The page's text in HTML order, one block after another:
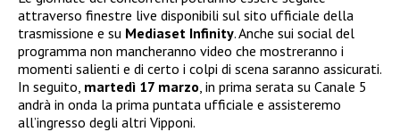
attraverso finestre live disponibili sul sito ufficiale della
trasmissione e su Mediaset Infinity. Anche sui social del
programma non mancheranno video che mostreranno i
momenti salienti e di certo i colpi di scena saranno assicurati.
In seguito, martedì 17 marzo , in prima serata su Canale 5
andrà in onda la prima puntata ufficiale e assisteremo
all’ingresso degli altri Vipponi.